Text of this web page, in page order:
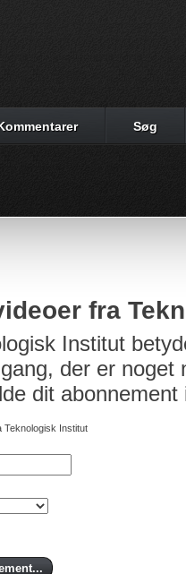
Søg
fra
Institut
der er noget
dit abonnement
Teknologisk Institut